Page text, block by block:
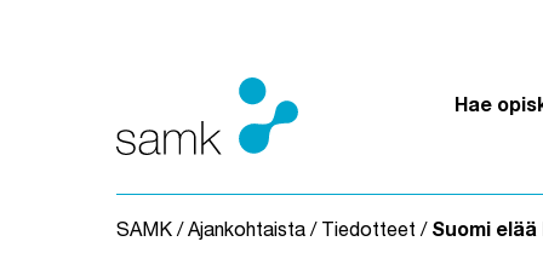
Hae
SAMK / Ajankohtaista / Tiedotteet / Suomi